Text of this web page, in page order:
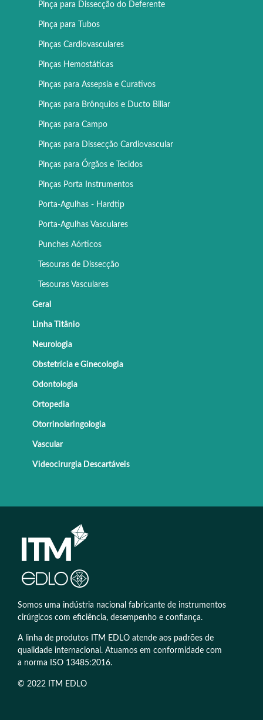
Pinça para Dissecção do Deferente
Pinça para Tubos
Pinças Cardiovasculares
Pinças Hemostáticas
Pinças para Assepsia e Curativos
Pinças para Brônquios e Ducto Biliar
Pinças para Campo
Pinças para Dissecção Cardiovascular
Pinças para Órgãos e Tecidos
Pinças Porta Instrumentos
Porta-Agulhas - Hardtip
Porta-Agulhas Vasculares
Punches Aórticos
Tesouras de Dissecção
Tesouras Vasculares
Geral
Linha Titânio
Neurologia
Obstetrícia e Ginecologia
Odontologia
Ortopedia
Otorrinolaringologia
Vascular
Videocirurgia Descartáveis
Somos uma indústria nacional fabricante de instrumentos
cirúrgicos com eficiência, desempenho e confiança.
A linha de produtos ITM EDLO atende aos padrões de
qualidade internacional. Atuamos em conformidade com
a norma ISO 13485:2016.
© 2022 ITM EDLO